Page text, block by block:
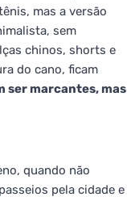
mas a versão
sem
chinos, shorts e
do cano, ficam
ser marcantes, mas
quando não
pela cidade e